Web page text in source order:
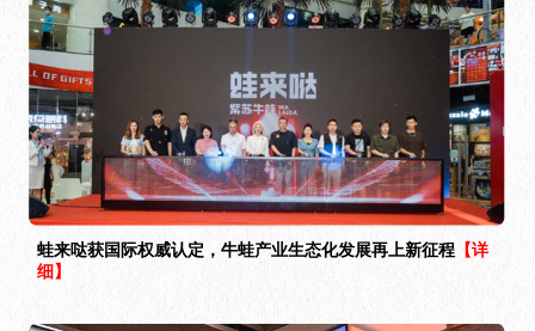
蛙来哒获国际权威认定，牛蛙产业生态化发展再上新征程 【详
细】